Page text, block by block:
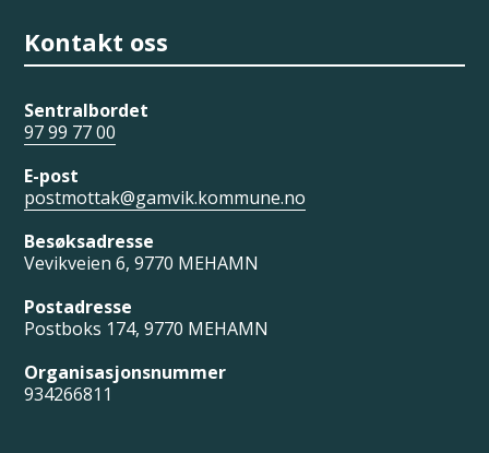
Kontakt oss
Sentralbordet
97 99 77 00
E-post
postmottak@gamvik.kommune.no
Besøksadresse
Vevikveien 6, 9770 MEHAMN
Postadresse
Postboks 174, 9770 MEHAMN
Organisasjonsnummer
934266811